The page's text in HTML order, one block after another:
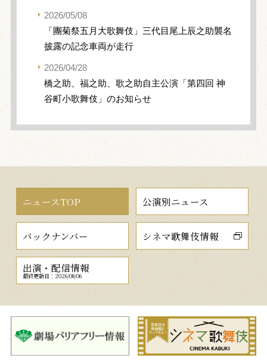
2026/05/08
「團菊祭五月大歌舞伎」三代目尾上辰之助襲名
披露の記念車両が走行
2026/04/28
橋之助、福之助、歌之助自主公演「第四回 神
谷町小歌舞伎」のお知らせ
ニュースTOP 公演別ニュース
バックナンバー シネマ歌舞伎情報
出演・配信情報
最終更新日：2026/08/06